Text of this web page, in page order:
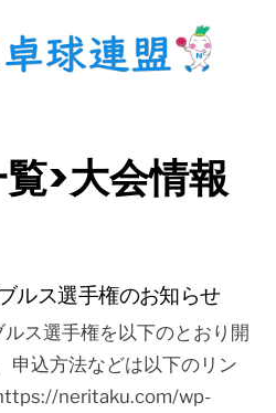
>大会情報
ルス選手権のお知らせ
ス選手権を以下のとおり開
申込方法などは以下のリン
neritaku.com/wp-